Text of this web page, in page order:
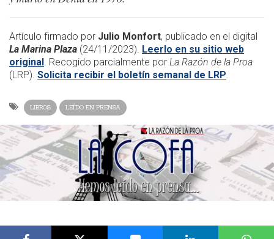
Artículo firmado por Julio Monfort, publicado en el digital
La Marina Plaza (24/11/2023). Leerlo en su sitio web
original. Recogido parcialmente por La Razón de la Proa
(LRP). Solicita recibir el boletín semanal de LRP.
LIBROS LEÍDO EN PRENSA